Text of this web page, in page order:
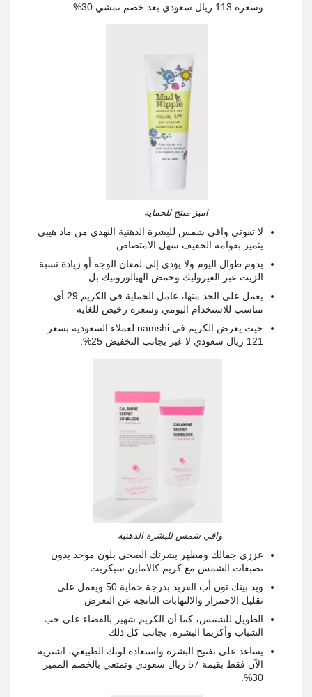
وسعره 113 ريال سعودي بعد خصم نمشي 30%.
اميز منتج للحماية
لا تفوتي واقي شمس للبشرة الدهنية النهدي من ماد هيبي
يتميز بقوامه الخفيف سهل الامتصاص
يدوم طوال اليوم ولا يؤدي إلى لمعان الوجه أو زيادة نسبة
الزيت عبر الفيروليك وحمض الهيالورونيك بل
يعمل على الحد منها، عامل الحماية في الكريم 29 أي
مناسب للاستخدام اليومي وسعره رخيص للغاية
حيث يعرض الكريم في namshi لعملاء السعودية بسعر
121 ريال سعودي لا غير بجانب التخفيض 25%.
واقي شمس للبشرة الدهنية
عززي جمالك ومظهر بشرتك الصحي بلون موحد بدون
تصبغات الشمس مع كريم كالاماين سيكريت
ويذ بينك تون أب الفريد بدرجة حماية 50 ويعمل على
تقليل الاحمرار والالتهابات الناتجة عن التعرض
الطويل للشمس، كما أن الكريم شهير بالقضاء على حب
الشباب وأكزيما البشرة، بجانب كل ذلك
يساعد على تفتيح البشرة واستعادة لونك الطبيعي، اشتريه
الآن فقط بقيمة 57 ريال سعودي وتمتعي بالخصم المميز
30%.